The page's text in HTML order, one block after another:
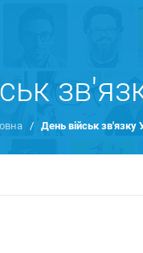
/ День військ зв'язку